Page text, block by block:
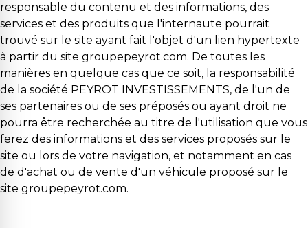
responsable du contenu et des informations, des
services et des produits que l'internaute pourrait
trouvé sur le site ayant fait l'objet d'un lien hypertexte
à partir du site groupepeyrot.com. De toutes les
manières en quelque cas que ce soit, la responsabilité
de la société PEYROT INVESTISSEMENTS, de l'un de
ses partenaires ou de ses préposés ou ayant droit ne
pourra être recherchée au titre de l'utilisation que vous
ferez des informations et des services proposés sur le
site ou lors de votre navigation, et notamment en cas
de d'achat ou de vente d'un véhicule proposé sur le
site groupepeyrot.com.